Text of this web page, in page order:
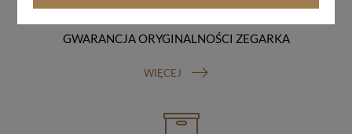
rozporządzenie o ochronie danych, tj. RODO).
Twoje dane osobowe możemy udostępniać
hostingodawcy. Takie podmioty przetwarzają dane na
poleceniami. Przekazujemy Twoje dane poza teren
Polski/UE/Europejskiego Obszaru Gospodarczego.
GWARANCJA ORYGINALNOŚCI ZEGARKA
WIĘCEJ